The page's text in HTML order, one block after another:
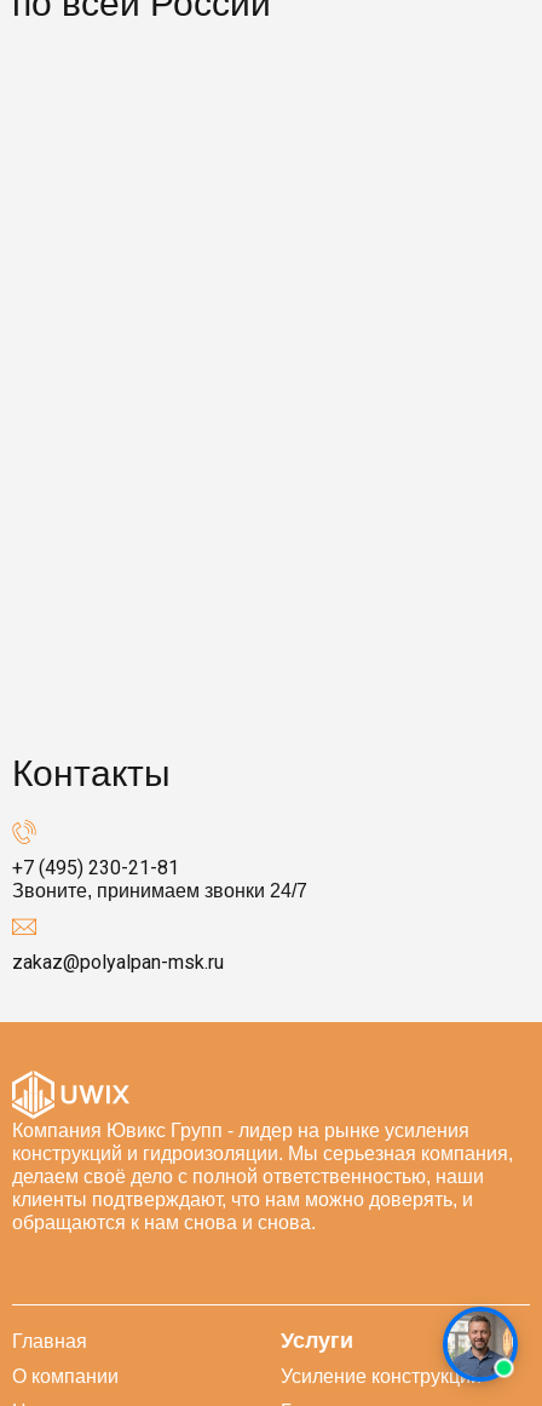
Контакты
+7 (495) 230-21-81
Звоните, принимаем звонки 24/7
zakaz@polyalpan-msk.ru
Компания Ювикс Групп - лидер на рынке усиления
конструкций и гидроизоляции. Мы серьезная компания,
делаем своё дело с полной ответственностью, наши
клиенты подтверждают, что нам можно доверять, и
обращаются к нам снова и снова.
Главная
О компании
Услуги
Усиление конструкций